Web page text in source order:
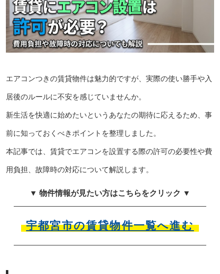
エアコンつきの賃貸物件は魅力的ですが、実際の使い勝手や入
居後のルールに不安を感じていませんか。
新生活を快適に始めたいというあなたの期待に応えるため、事
前に知っておくべきポイントを整理しました。
本記事では、賃貸でエアコンを設置する際の許可の必要性や費
用負担、故障時の対応について解説します。
▼ 物件情報が見たい方はこちらをクリック ▼
宇都宮市の賃貸物件一覧へ進む